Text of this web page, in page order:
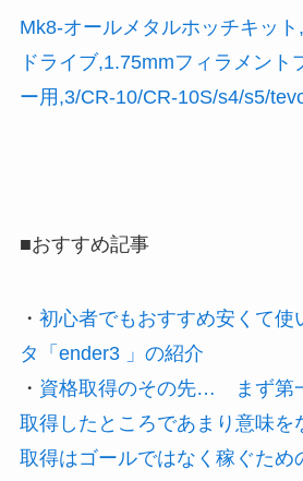
Mk8-オールメタルホッチキッ
ドライブ,1.75mmフィラメント
ー用,3/CR-10/CR-10S/s4/s5/
■おすすめ記事
・ 初心者でもおすすめ安くて使
タ「ender3 」の紹介
・ 資格取得のその先… まず第
取得したところであまり意味を
取得はゴールではなく稼ぐため